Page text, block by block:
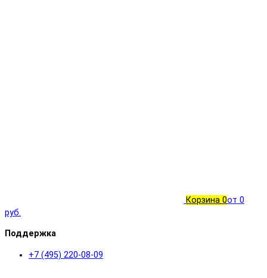
Корзина 0от 0
руб.
Поддержка
+7 (495) 220-08-09